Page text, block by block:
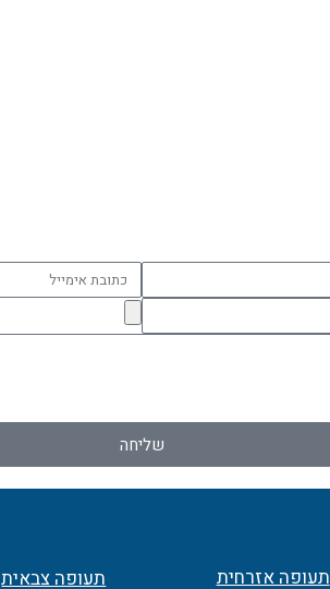
כתובת
אימייל
שליחה
תעופה אזרחית תעופה צבאית